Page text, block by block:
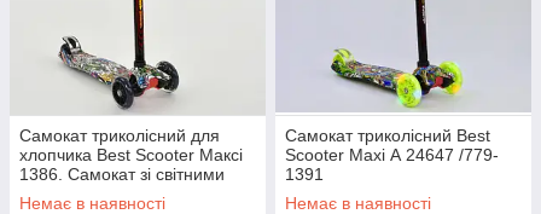
Самокат триколісний для
хлопчика Best Scooter Максі
1386. Самокат зі світними
колесами
Немає в наявності
Самокат триколісний Best
Scooter Maxi А 24647 /779-
1391
Немає в наявності